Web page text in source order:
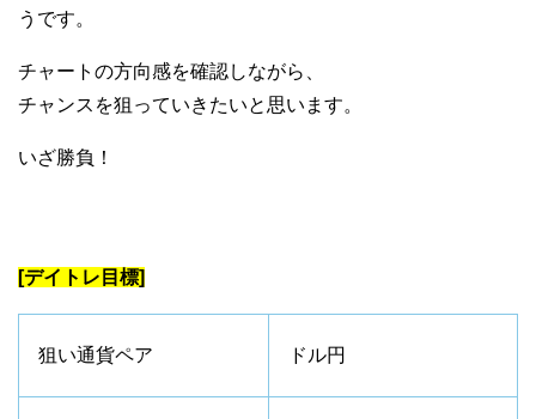
うです。
チャートの方向感を確認しながら、
チャンスを狙っていきたいと思います。
いざ勝負！
[デイトレ目標]
狙い通貨ペア ドル円